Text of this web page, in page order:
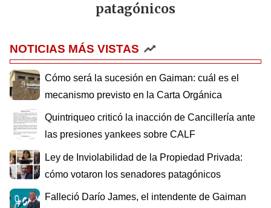
patagónicos
NOTICIAS MÁS VISTAS
Cómo será la sucesión en Gaiman: cuál es el
mecanismo previsto en la Carta Orgánica
Quintriqueo criticó la inacción de Cancillería ante
las presiones yankees sobre CALF
Ley de Inviolabilidad de la Propiedad Privada:
cómo votaron los senadores patagónicos
Falleció Darío James, el intendente de Gaiman